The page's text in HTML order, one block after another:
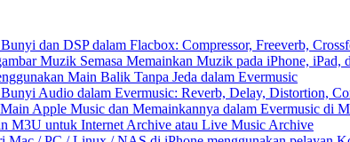
dan DSP dalam Flacbox: Compressor, Freeverb,
Muzik Semasa Memainkan Muzik pada iPhone, iPad,
Main Balik Tanpa Jeda dalam Evermusic
Audio dalam Evermusic: Reverb, Delay, Distortion,
Apple Music dan Memainkannya dalam Evermusic di
M3U untuk Internet Archive atau Live Music Archive